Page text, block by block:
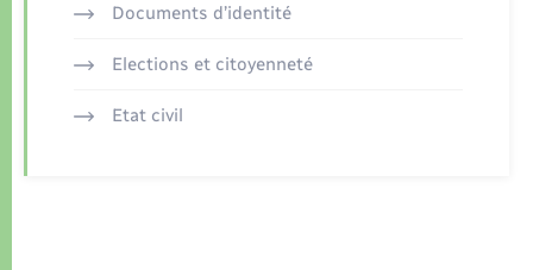
Documents d’identité
Elections et citoyenneté
Etat civil